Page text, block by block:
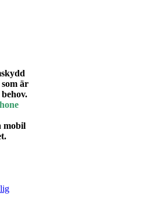
är
mobil